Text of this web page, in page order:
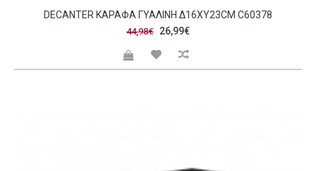
DECANTER ΚΑΡΑΦΑ ΓΥΑΛΙΝΗ Δ16XΥ23CM C60378
44,98€ 26,99€